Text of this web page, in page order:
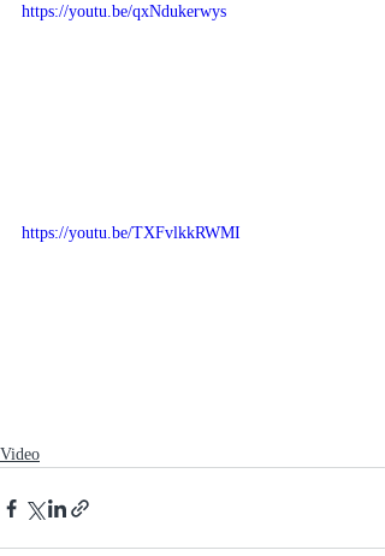
https://youtu.be/qxNdukerwys
https://youtu.be/TXFvlkkRWMI
Video